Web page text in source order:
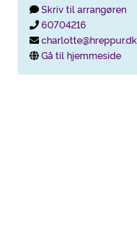
Skriv til arrangøren
60704216
charlotte@hreppur.dk
Gå til hjemmeside